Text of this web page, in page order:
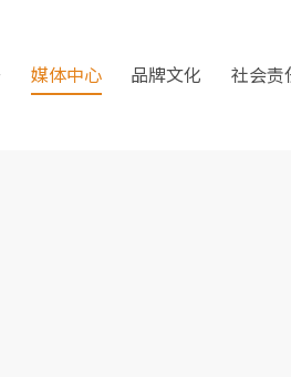
媒体中心 品牌文化 社会责